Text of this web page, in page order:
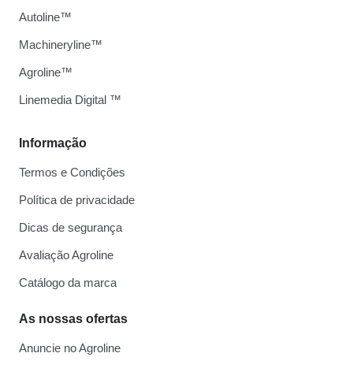
Informação
Termos e Condições
Política de privacidade
Dicas de segurança
Avaliação Agroline
Catálogo da marca
As nossas ofertas
Anuncie no Agroline
Autoline™
Machineryline™
Agroline™
Linemedia Digital ™